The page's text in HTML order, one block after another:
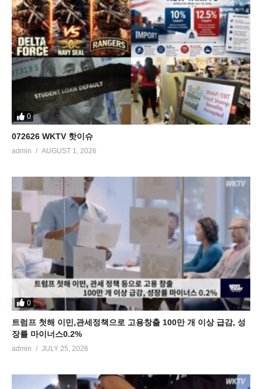
0
072626 WKTV 핫이슈
admin AUGUST 1, 2026
0
트럼프 첫해 이민,관세정책으로 고용창출 100만 개 이상 급감, 성
장률 마이너스0.2%
admin JULY 25, 2026